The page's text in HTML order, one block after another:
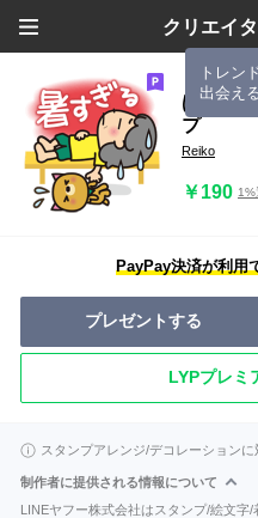
クリエイ
トレン
出会え
ばぁば
プ
Reiko
￥190 1%
PayPay決済が利用
プレゼントする
LYPプレミ
スタンプアレンジ/デコレーションに
制作者に提供される情報について
LINEヤフー株式会社はスタンプ/絵文字